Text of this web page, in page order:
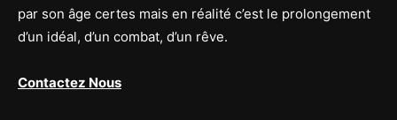
par son âge certes mais en réalité c’est le prolongement
d’un idéal, d’un combat, d’un rêve.
Contactez Nous